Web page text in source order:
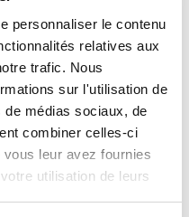
personnaliser le contenu
relatives aux
trafic. Nous
sur l'utilisation de
médias sociaux, de
combiner celles-ci
leur avez fournies
utilisation de leurs
SA1E-XN2C
Capteur photo transparent